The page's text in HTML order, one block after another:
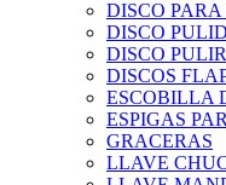
DISCO
DISCO
DISCO PULIR
DISCOS
ESCOBILLA
ESPIGAS
GRACERAS
LLAVE